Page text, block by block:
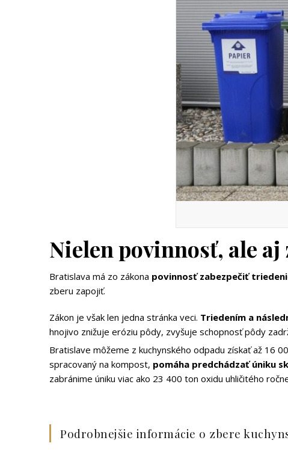
Nielen povinnosť, ale
Bratislava má zo zákona povinnosť zabezpečiť
zberu zapojiť.
Zákon je však len jedna stránka veci. Triedením a
hnojivo znižuje eróziu pôdy, zvyšuje schopnosť pôdy
Bratislave môžeme z kuchynského odpadu získať až 16
spracovaný na kompost, pomáha predchádzať úniku
zabránime úniku viac ako 23 400 ton oxidu uhličitého
Podrobnejšie informácie o zbere